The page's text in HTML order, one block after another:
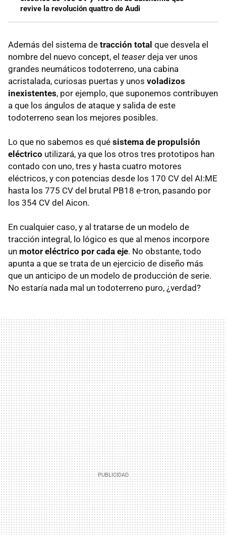
revive la revolución quattro de Audi
Además del sistema de tracción total que desvela el
nombre del nuevo concept, el teaser deja ver unos
grandes neumáticos todoterreno, una cabina
acristalada, curiosas puertas y unos voladizos
inexistentes, por ejemplo, que suponemos contribuyen
a que los ángulos de ataque y salida de este
todoterreno sean los mejores posibles.
Lo que no sabemos es qué sistema de propulsión
eléctrico utilizará, ya que los otros tres prototipos han
contado con uno, tres y hasta cuatro motores
eléctricos, y con potencias desde los 170 CV del AI:ME
hasta los 775 CV del brutal PB18 e-tron, pasando por
los 354 CV del Aicon.
En cualquier caso, y al tratarse de un modelo de
tracción integral, lo lógico es que al menos incorpore
un motor eléctrico por cada eje. No obstante, todo
apunta a que se trata de un ejercicio de diseño más
que un anticipo de un modelo de producción de serie.
No estaría nada mal un todoterreno puro, ¿verdad?